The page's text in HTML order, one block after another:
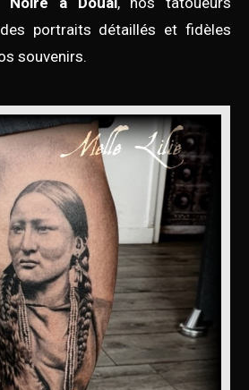
portraits détaillés et fidèles
souvenirs.